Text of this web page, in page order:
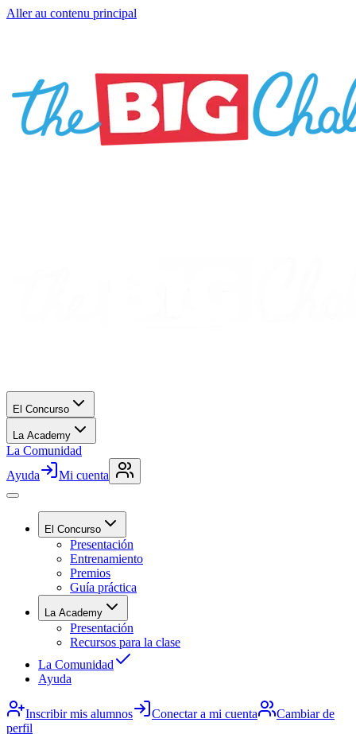
Aller au contenu principal
El Concurso
La Academy
La Comunidad
Ayuda
Mi cuenta
El Concurso
Presentación
Entrenamiento
Premios
Guía práctica
La Academy
Presentación
Recursos para la clase
La Comunidad
Ayuda
Inscribir mis alumnos Conectar a mi cuenta
Cambiar de
perfil